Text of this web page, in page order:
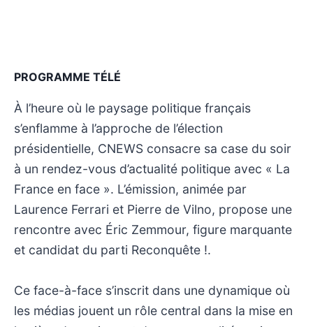
PROGRAMME TÉLÉ
À l’heure où le paysage politique français
s’enflamme à l’approche de l’élection
présidentielle, CNEWS consacre sa case du soir
à un rendez-vous d’actualité politique avec « La
France en face ». L’émission, animée par
Laurence Ferrari et Pierre de Vilno, propose une
rencontre avec Éric Zemmour, figure marquante
et candidat du parti Reconquête !.
Ce face-à-face s’inscrit dans une dynamique où
les médias jouent un rôle central dans la mise en